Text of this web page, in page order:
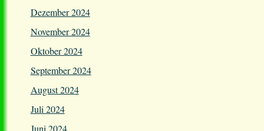
Dezember 2024
November 2024
Oktober 2024
September 2024
August 2024
Juli 2024
Juni 2024